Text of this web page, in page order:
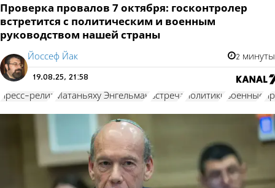
Проверка провалов 7 октября: госконтролер
встретится с политическим и военным
руководством нашей страны
Йоссеф Йак 2 минуты
19.08.25, 21:58
пресс-релиз Матаньяху Энгельман встреча политики военные